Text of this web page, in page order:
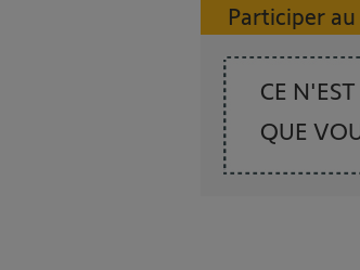
Participer
CE N'EST
QUE